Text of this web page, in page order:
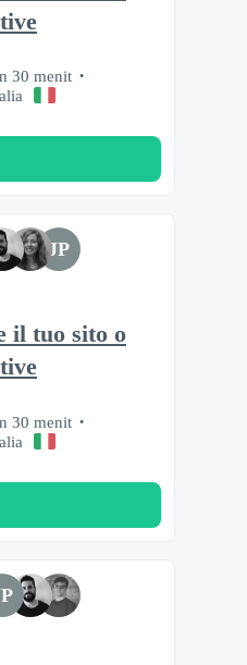
30 menit
JP
il tuo sito o
30 menit